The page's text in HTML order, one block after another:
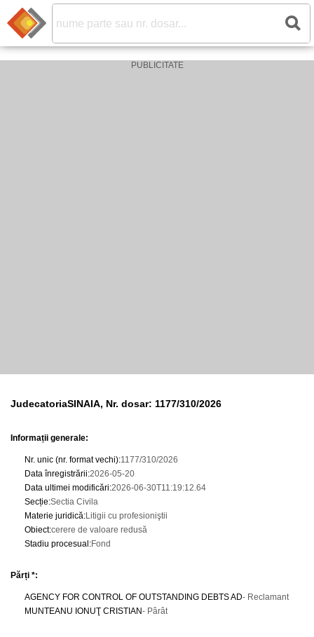
JudecatoriaSINAIA, Nr. dosar: 1177/310/2026
Informații generale:
Nr. unic (nr. format vechi):1177/310/2026
Data înregistrării:2026-05-20
Data ultimei modificări:2026-06-30T11:19:12.64
Secție:Sectia Civila
Materie juridică:Litigii cu profesioniştii
Obiect:cerere de valoare redusă
Stadiu procesual :Fond
Părți *:
AGENCY FOR CONTROL OF OUTSTANDING DEBTS AD- Reclamant
MUNTEANU IONUŢ CRISTIAN- Pârât